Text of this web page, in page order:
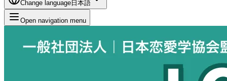
Change language 日本語
Open navigation menu